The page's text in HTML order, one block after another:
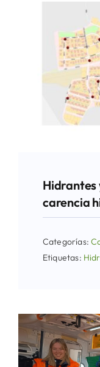
Hidrantes
carencia
Categorías:
Etiquetas: